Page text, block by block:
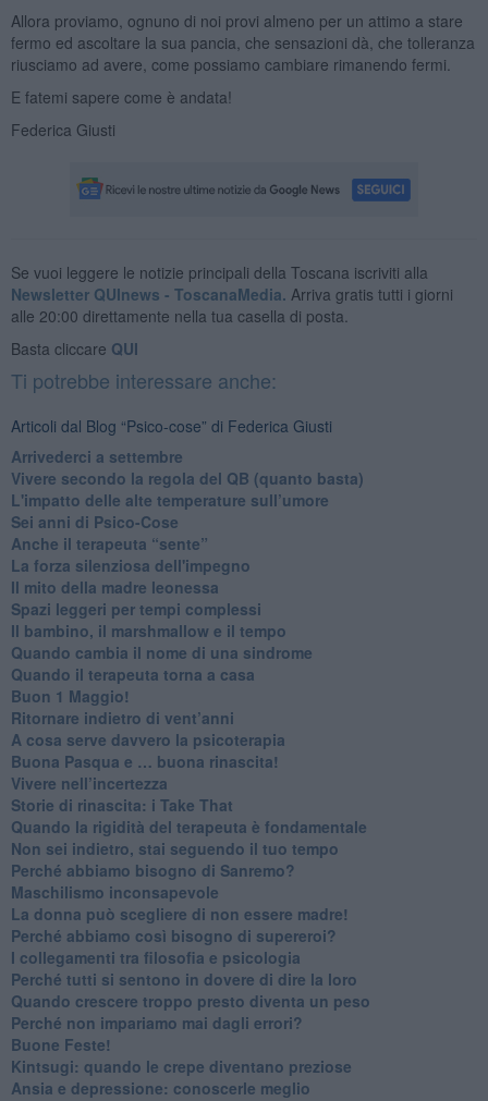
Allora proviamo, ognuno di noi provi almeno per un attimo a stare
fermo ed ascoltare la sua pancia, che sensazioni dà, che tolleranza
riusciamo ad avere, come possiamo cambiare rimanendo fermi.
E fatemi sapere come è andata!
Federica Giusti
Se vuoi leggere le notizie principali della Toscana iscriviti alla
Newsletter QUInews - ToscanaMedia. Arriva gratis tutti i giorni
alle 20:00 direttamente nella tua casella di posta.
Basta cliccare QUI
Ti potrebbe interessare anche:
Articoli dal Blog “Psico-cose” di Federica Giusti
​Arrivederci a settembre
​Vivere secondo la regola del QB (quanto basta)
​L'impatto delle alte temperature sull’umore
Sei anni di Psico-Cose
​Anche il terapeuta “sente”
​La forza silenziosa dell'impegno
​Il mito della madre leonessa
Spazi leggeri per tempi complessi
Il bambino, il marshmallow e il tempo
​Quando cambia il nome di una sindrome
​Quando il terapeuta torna a casa
​Buon 1 Maggio!
Ritornare indietro di vent’anni
​A cosa serve davvero la psicoterapia
​Buona Pasqua e … buona rinascita!
​Vivere nell’incertezza
​Storie di rinascita: i Take That
​Quando la rigidità del terapeuta è fondamentale
​Non sei indietro, stai seguendo il tuo tempo
​Perché abbiamo bisogno di Sanremo?
​Maschilismo inconsapevole
​La donna può scegliere di non essere madre!
​Perché abbiamo così bisogno di supereroi?
​I collegamenti tra filosofia e psicologia
​Perché tutti si sentono in dovere di dire la loro
​Quando crescere troppo presto diventa un peso
​Perché non impariamo mai dagli errori?
​Buone Feste!
​Kintsugi: quando le crepe diventano preziose
Ansia e depressione: conoscerle meglio